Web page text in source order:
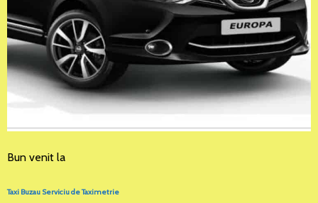
Bun venit la
Taxi Buzau Serviciu de Taximetrie